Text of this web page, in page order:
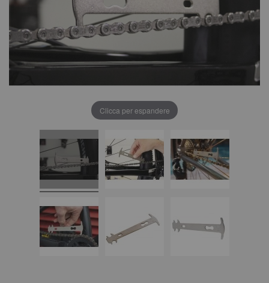
Clicca per espandere